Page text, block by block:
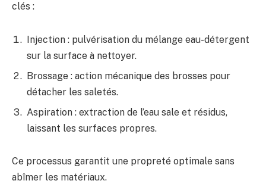
clés :
Injection : pulvérisation du mélange eau-détergent
sur la surface à nettoyer.
Brossage : action mécanique des brosses pour
détacher les saletés.
Aspiration : extraction de l’eau sale et résidus,
laissant les surfaces propres.
Ce processus garantit une propreté optimale sans
abîmer les matériaux.